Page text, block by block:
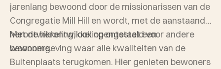
jarenlang bewoond door de missionarissen van de
Congregatie Mill Hill en wordt, met de aanstaande
herontwikkeling, ook opengesteld voor andere
bewoners.
Met de herontwikkeling ontstaat een
woonomgeving waar alle kwaliteiten van de
Buitenplaats terugkomen. Hier genieten bewoners